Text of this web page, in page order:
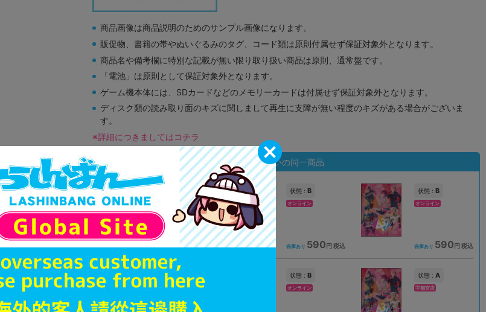
商品画像は商品説明のためのサンプル画像になります。
販促物、書籍の帯やぬいぐるみのタグ、コード類は原則付属せず保証対象外となります。
商品名や備考欄に特別な記載が無い限り取り扱い商品は原則、通常盤です。
「電池」は原則として保証対象外となります。
ゲーム機本体には、SDカードなどのメモリーカードは付属せず保証対象外となります。
ディスク類の読み取り面のキズに関しまして再生に支障が無い程度のキズがある場合がございま
す。
※詳細につきましてはコチラ
状態違いの同一商品
状態 :A
オンライン
在庫あり 790円 税込
状態 : B
オンライン
在庫あり 590 円 税込
状態 : B
オンライン
在庫あり 590 円 税込
状態 : B
オンライン
状態 : B
オンライン
状態 : A
宇都宮店